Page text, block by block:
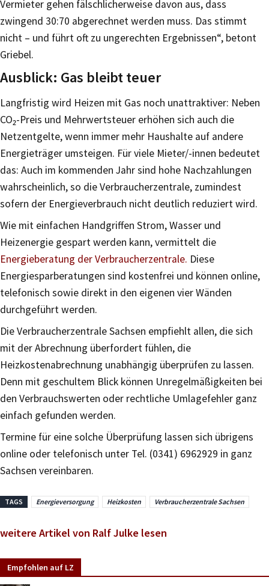
Vermieter gehen fälschlicherweise davon aus, dass
zwingend 30:70 abgerechnet werden muss. Das stimmt
nicht – und führt oft zu ungerechten Ergebnissen“, betont
Griebel.
Ausblick: Gas bleibt teuer
Langfristig wird Heizen mit Gas noch unattraktiver: Neben
CO₂-Preis und Mehrwertsteuer erhöhen sich auch die
Netzentgelte, wenn immer mehr Haushalte auf andere
Energieträger umsteigen. Für viele Mieter/-innen bedeutet
das: Auch im kommenden Jahr sind hohe Nachzahlungen
wahrscheinlich, so die Verbraucherzentrale, zumindest
sofern der Energieverbrauch nicht deutlich reduziert wird.
Wie mit einfachen Handgriffen Strom, Wasser und
Heizenergie gespart werden kann, vermittelt die
Energieberatung der Verbraucherzentrale. Diese
Energiesparberatungen sind kostenfrei und können online,
telefonisch sowie direkt in den eigenen vier Wänden
durchgeführt werden.
Die Verbraucherzentrale Sachsen empfiehlt allen, die sich
mit der Abrechnung überfordert fühlen, die
Heizkostenabrechnung unabhängig überprüfen zu lassen.
Denn mit geschultem Blick können Unregelmäßigkeiten bei
den Verbrauchswerten oder rechtliche Umlagefehler ganz
einfach gefunden werden.
Termine für eine solche Überprüfung lassen sich übrigens
online oder telefonisch unter Tel. (0341) 6962929 in ganz
Sachsen vereinbaren.
TAGS Energieversorgung Heizkosten Verbraucherzentrale Sachsen
weitere Artikel von Ralf Julke lesen
Empfohlen auf LZ